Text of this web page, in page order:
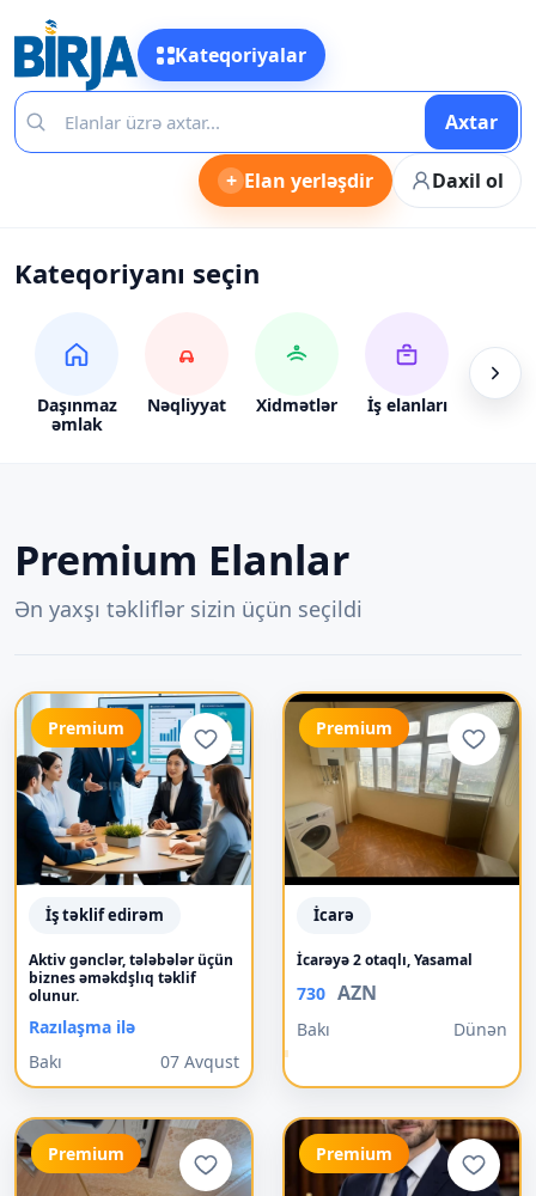
Kateqoriyalar
Axtar
+ Elan yerləşdir Daxil ol
Kateqoriyanı seçin
Daşınmaz
əmlak
Nəqliyyat Xidmətlər İş elanları Alış-
Premium Elanlar
Ən yaxşı təkliflər sizin üçün seçildi
Premium
İş təklif edirəm
Aktiv gənclər, tələbələr üçün
biznes əməkdşlıq təklif
olunur.
Razılaşma ilə
Bakı
07 Avqust
Premium
İcarə
İcarəyə 2 otaqlı, Yasamal
730 AZN
Bakı Dünən
Premium Premium